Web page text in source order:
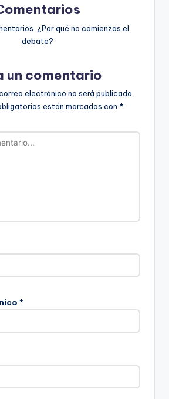
¿Por qué no comienzas el
debate?
un comentario
electrónico no será publicada.
están marcados con *
*